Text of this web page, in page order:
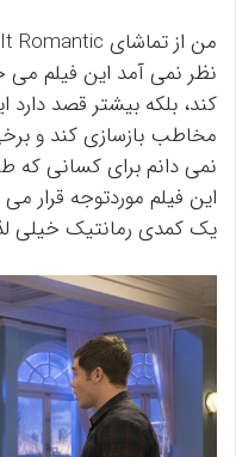
نظر نمی آمد این فیلم می
کند، بلکه بیشتر قصد دارد
مخاطب بازسازی کند و
نمی دانم برای کسانی که
این فیلم موردتوجه قرار می
یک کمدی رمانتیک خیلی